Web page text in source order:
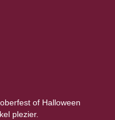
of Halloween
plezier.